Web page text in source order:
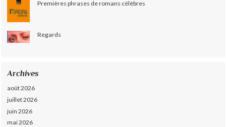
Premières phrases de romans célèbres
Regards
Archives
août 2026
juillet 2026
juin 2026
mai 2026